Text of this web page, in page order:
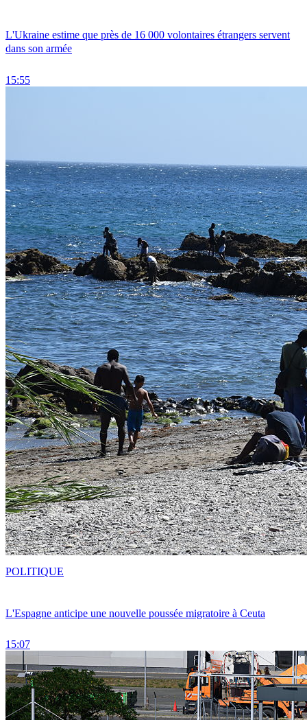
L'Ukraine estime que près de 16 000 volontaires étrangers servent
dans son armée
15:55
L'Espagne anticipe une nouvelle poussée migratoire à Ceuta
15:07
POLITIQUE